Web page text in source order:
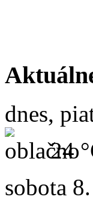
dnes,
24
sobota